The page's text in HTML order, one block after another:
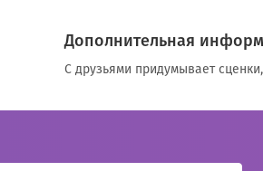
Дополнительная
С друзьями придумывает